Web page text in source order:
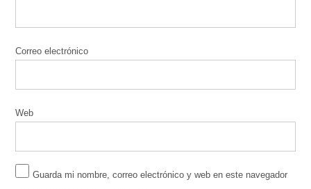
Correo electrónico
Web
Guarda mi nombre, correo electrónico y web en este navegador